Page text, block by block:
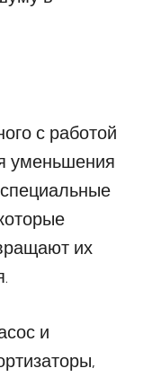
с работой
уменьшения
их
и